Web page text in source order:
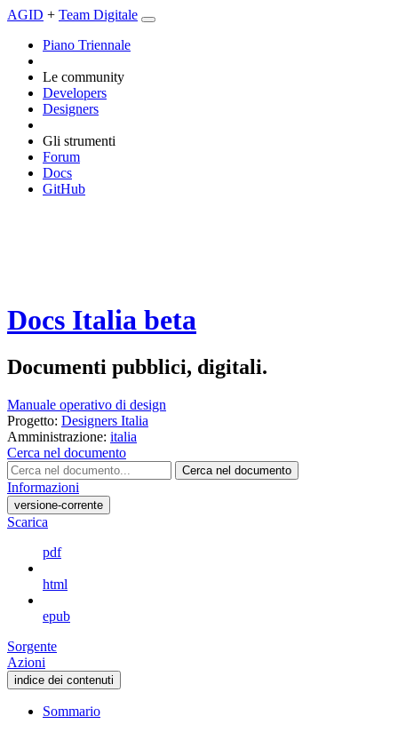
AGID + Team Digitale
Piano Triennale
Le community
Developers
Designers
Gli strumenti
Forum
Docs
GitHub
Docs Italia beta
Documenti pubblici, digitali.
Manuale operativo di design
Progetto: Designers Italia
Amministrazione: italia
Cerca nel documento
Cerca nel documento
Informazioni
versione-corrente
Scarica
pdf
html
epub
Sorgente
Azioni
indice dei contenuti
Sommario